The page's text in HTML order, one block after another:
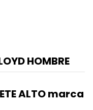
HOMBRE
ALTO marca